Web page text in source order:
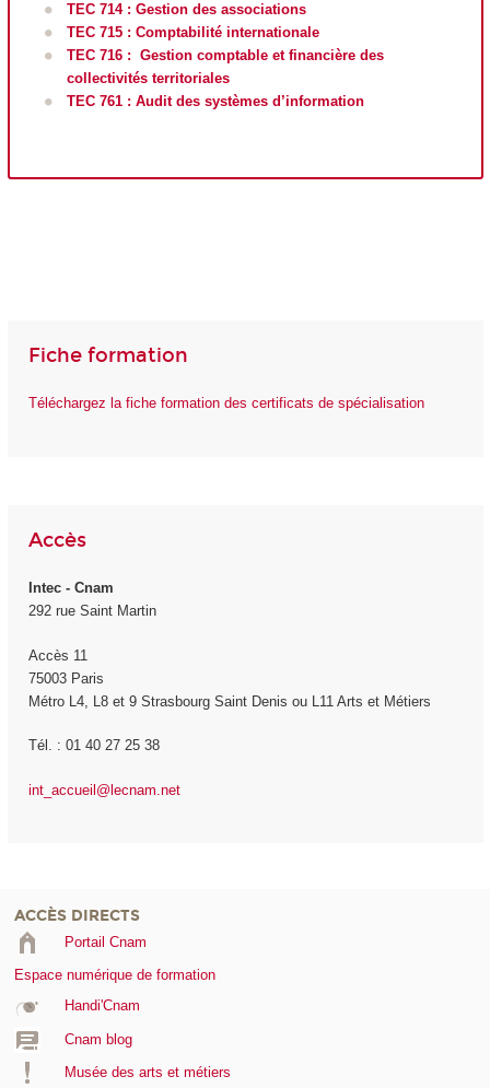
TEC 714 : Gestion des associations
TEC 715 : Comptabilité internationale
TEC 716 : Gestion comptable et financière des
collectivités territoriales
TEC 761 : Audit des systèmes d’information
Fiche formation
Téléchargez la fiche formation des certificats de spécialisation
Accès
Intec - Cnam
292 rue Saint Martin
Accès 11
75003 Paris
Métro L4, L8 et 9 Strasbourg Saint Denis ou L11 Arts et Métiers
Tél. : 01 40 27 25 38
int_accueil@lecnam.net
ACCÈS DIRECTS
Portail Cnam
Espace numérique de formation
Handi'Cnam
Cnam blog
Musée des arts et métiers